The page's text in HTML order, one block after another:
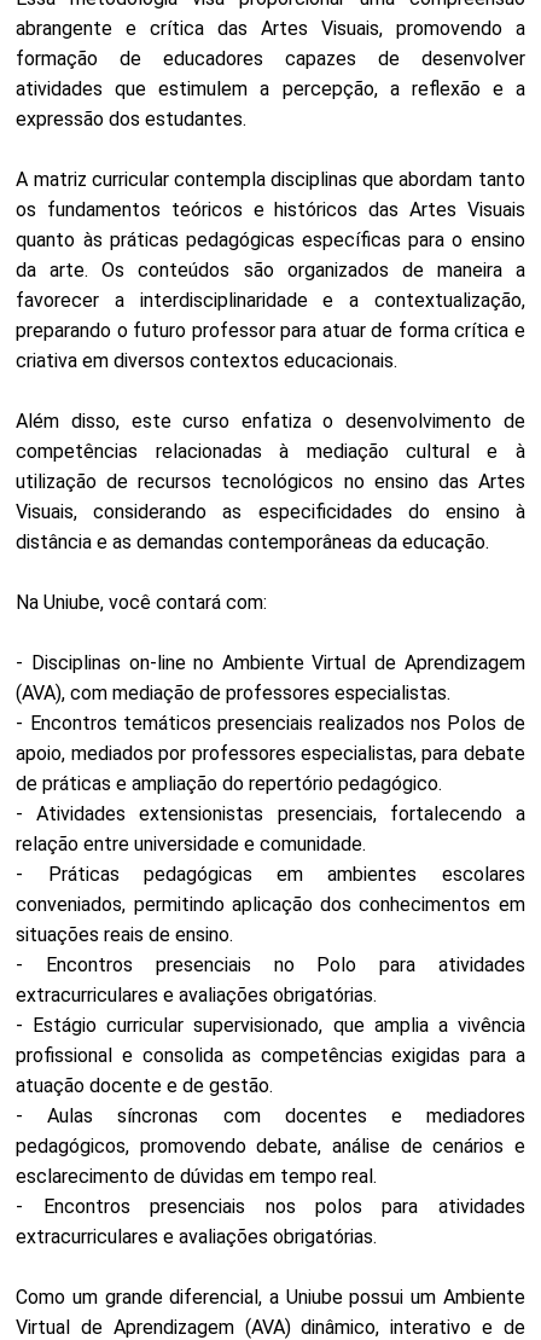
abrangente e crítica das Artes Visuais, promovendo a
formação de educadores capazes de desenvolver
atividades que estimulem a percepção, a reflexão e a
expressão dos estudantes.
A matriz curricular contempla disciplinas que abordam tanto
os fundamentos teóricos e históricos das Artes Visuais
quanto às práticas pedagógicas específicas para o ensino
da arte. Os conteúdos são organizados de maneira a
favorecer a interdisciplinaridade e a contextualização,
preparando o futuro professor para atuar de forma crítica e
criativa em diversos contextos educacionais.
Além disso, este curso enfatiza o desenvolvimento de
competências relacionadas à mediação cultural e à
utilização de recursos tecnológicos no ensino das Artes
Visuais, considerando as especificidades do ensino à
distância e as demandas contemporâneas da educação.
Na Uniube, você contará com:
- Disciplinas on-line no Ambiente Virtual de Aprendizagem
(AVA), com mediação de professores especialistas.
- Encontros temáticos presenciais realizados nos Polos de
apoio, mediados por professores especialistas, para debate
de práticas e ampliação do repertório pedagógico.
- Atividades extensionistas presenciais, fortalecendo a
relação entre universidade e comunidade.
- Práticas pedagógicas em ambientes escolares
conveniados, permitindo aplicação dos conhecimentos em
situações reais de ensino.
- Encontros presenciais no Polo para atividades
extracurriculares e avaliações obrigatórias.
- Estágio curricular supervisionado, que amplia a vivência
profissional e consolida as competências exigidas para a
atuação docente e de gestão.
- Aulas síncronas com docentes e mediadores
pedagógicos, promovendo debate, análise de cenários e
esclarecimento de dúvidas em tempo real.
- Encontros presenciais nos polos para atividades
extracurriculares e avaliações obrigatórias.
Como um grande diferencial, a Uniube possui um Ambiente
Virtual de Aprendizagem (AVA) dinâmico, interativo e de